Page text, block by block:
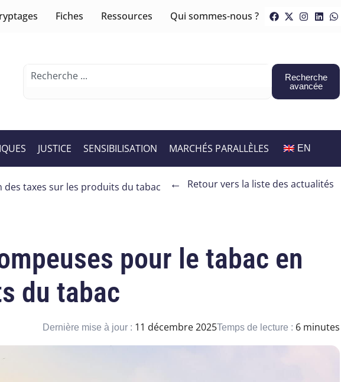
Fiches Ressources Qui sommes-nous ?
Recherche
avancée
JUSTICE SENSIBILISATION MARCHÉS PARALLÈLES EN
taxes sur les produits du tabac ← Retour vers la liste des actualités
pour le tabac en
du tabac
Dernière mise à jour : 11 décembre 2025Temps de lecture : 6 minutes